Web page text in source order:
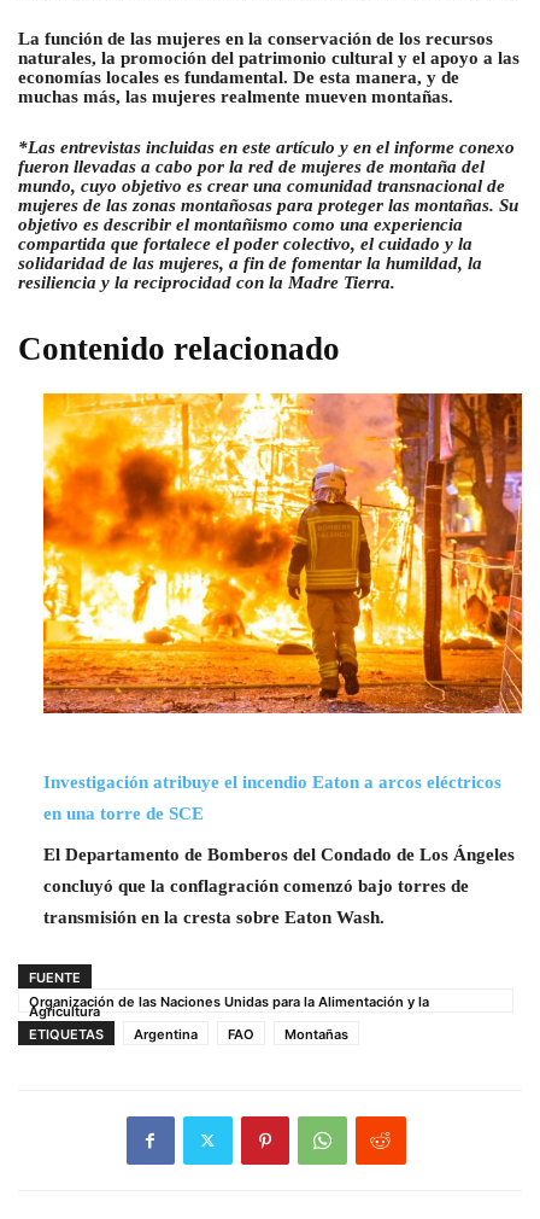
La función de las mujeres en la conservación de los recursos
naturales, la promoción del patrimonio cultural y el apoyo a las
economías locales es fundamental. De esta manera, y de
muchas más, las mujeres realmente mueven montañas.
*Las entrevistas incluidas en este artículo y en el informe conexo
fueron llevadas a cabo por la red de mujeres de montaña del
mundo, cuyo objetivo es crear una comunidad transnacional de
mujeres de las zonas montañosas para proteger las montañas. Su
objetivo es describir el montañismo como una experiencia
compartida que fortalece el poder colectivo, el cuidado y la
solidaridad de las mujeres, a fin de fomentar la humildad, la
resiliencia y la reciprocidad con la Madre Tierra.
Contenido relacionado
Investigación atribuye el incendio Eaton a arcos eléctricos
en una torre de SCE
El Departamento de Bomberos del Condado de Los Ángeles
concluyó que la conflagración comenzó bajo torres de
transmisión en la cresta sobre Eaton Wash.
FUENTE
Organización de las Naciones Unidas para la Alimentación y la
Agricultura
ETIQUETAS
Argentina FAO Montañas